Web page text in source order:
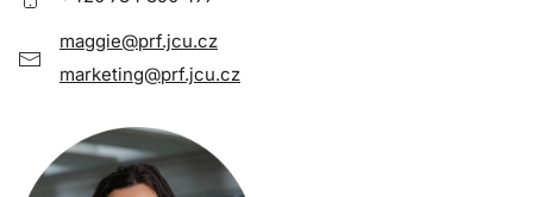
maggie@prf.jcu.cz
marketing@prf.jcu.cz